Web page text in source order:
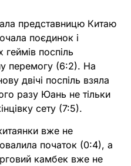
представницю Китаю
поєдинок і
геймів поспіль
перемогу (6:2). На
двічі поспіль взяла
разу Юань не тільки
сету (7:5).
вже не
початок (0:4), а
камбек вже не